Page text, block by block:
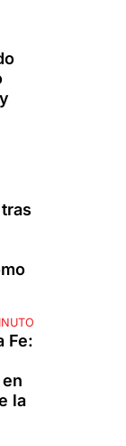
Fe:
la